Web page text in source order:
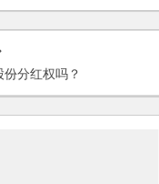
分红权吗？